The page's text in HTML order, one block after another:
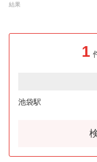
結果
1
池袋駅